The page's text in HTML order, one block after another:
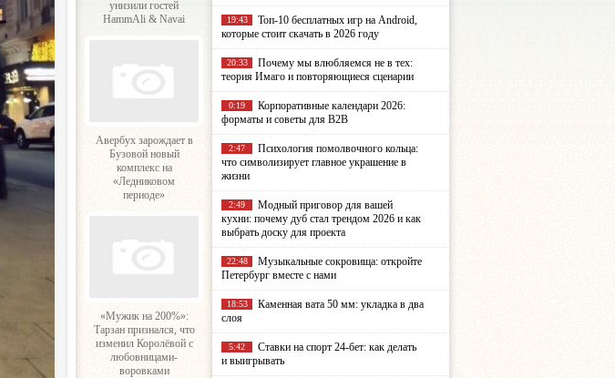
унизили гостей
HammAli & Navai
Авербух зарождает в
Бузовой новый
комплекс на
«Ледниковом
периоде»
«Мужик на 200%»:
Тарзан признался, что
изменил Королёвой с
любовницами-
воровками
19:43
Топ-10 бесплатных игр на Android,
которые стоит скачать в 2026 году
20:33
Почему мы влюбляемся не в тех:
теория Имаго и повторяющиеся сценарии
0:19
Корпоративные календари 2026:
форматы и советы для B2B
2:47
Психология помолвочного кольца:
что символизирует главное украшение в
жизни
2:49
Модный приговор для вашей
кухни: почему дуб стал трендом 2026 и как
выбрать доску для проекта
22:48
Музыкальные сокровища: откройте
Петербург вместе с нами
18:53
Каменная вата 50 мм: укладка в два
слоя
5:42
Ставки на спорт 24-бет: как делать
и выигрывать